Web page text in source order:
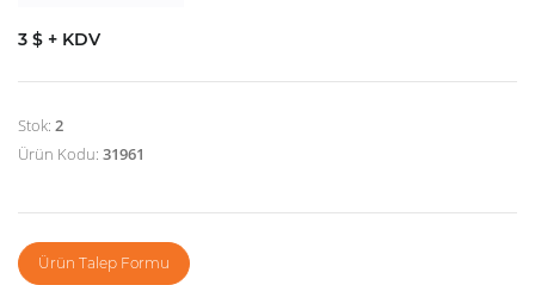
3 $ + KDV
Stok: 2
Ürün Kodu: 31961
Ürün Talep Formu